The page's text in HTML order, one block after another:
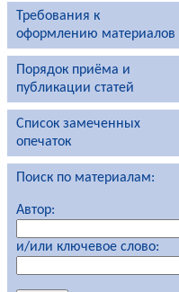
Требования к
оформлению материалов
Порядок приёма и
публикации статей
Список замеченных
опечаток
Поиск по материалам:
Автор:
и/или ключевое слово: